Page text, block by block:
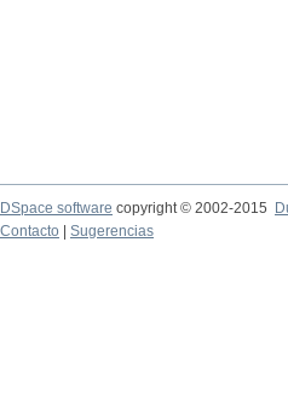
DSpace software copyright © 2002-2015
Contacto
Sugerencias